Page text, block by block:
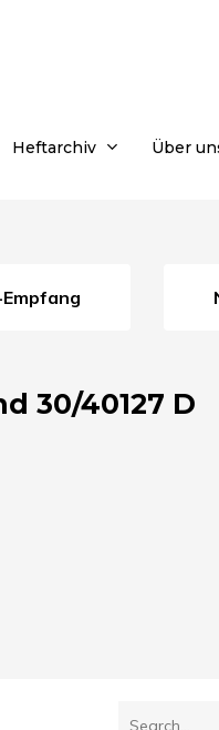
Heftarchiv Über
Empfang
30/40127 D